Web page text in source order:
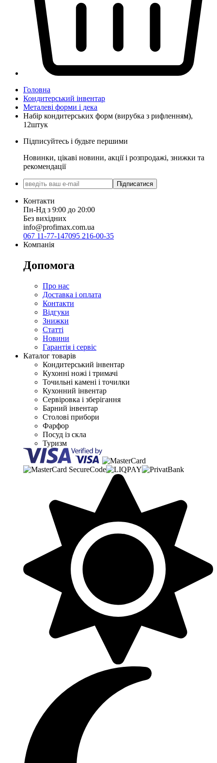
Головна
Кондитерський інвентар
Металеві форми і дека
Набір кондитерських форм (вирубка з рифленням),
12штук
Підписуйтесь і будьте першими
Новинки, цікаві новини, акції і розпродажі, знижки та
рекомендації
Підписатися
Контакти
Пн-Нд з 9:00 до 20:00
Без вихідних
info@profimax.com.ua
067 11-77-147095 216-00-35
Компанія
Допомога
Про нас
Доставка і оплата
Контакти
Відгуки
Знижки
Статті
Новини
Гарантія і сервіс
Каталог товарів
Кондитерський інвентар
Кухонні ножі і тримачі
Точильні камені і точилки
Кухонний інвентар
Сервіровка і зберігання
Барний інвентар
Столові прибори
Фарфор
Посуд із скла
Туризм